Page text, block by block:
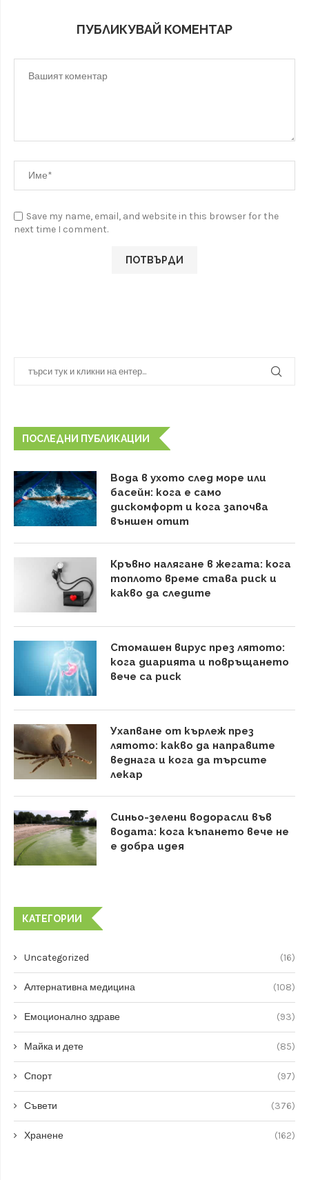
ПУБЛИКУВАЙ КОМЕНТАР
Save my name, email, and website in this browser for the
next time I comment.
ПОСЛЕДНИ ПУБЛИКАЦИИ
Вода в ухото след море или
басейн: кога е само
дискомфорт и кога започва
външен отит
Кръвно налягане в жегата: кога
топлото време става риск и
какво да следите
Стомашен вирус през лятото:
кога диарията и повръщането
вече са риск
Ухапване от кърлеж през
лятото: какво да направите
веднага и кога да търсите
лекар
Синьо-зелени водорасли във
водата: кога къпането вече не
е добра идея
КАТЕГОРИИ
Uncategorized (16)
Алтернативна медицина (108)
Емоционално здраве (93)
Майка и дете (85)
Спорт (97)
Съвети (376)
Хранене (162)